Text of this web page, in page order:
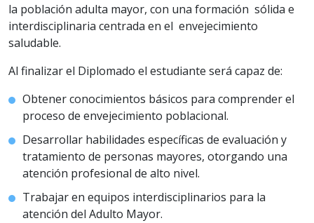
la población adulta mayor, con una formación sólida e
interdisciplinaria centrada en el envejecimiento
saludable.
Al finalizar el Diplomado el estudiante será capaz de:
Obtener conocimientos básicos para comprender el
proceso de envejecimiento poblacional.
Desarrollar habilidades específicas de evaluación y
tratamiento de personas mayores, otorgando una
atención profesional de alto nivel.
Trabajar en equipos interdisciplinarios para la
atención del Adulto Mayor.